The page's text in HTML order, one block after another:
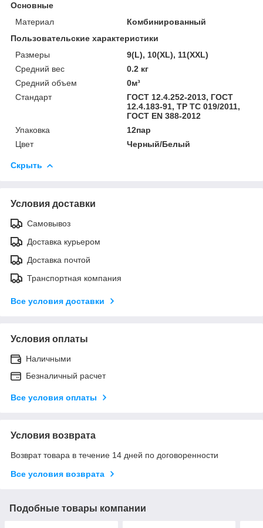
Основные
Материал
Комбинированный
Пользовательские характеристики
Размеры
9(L), 10(XL), 11(XXL)
Средний вес
0.2 кг
Средний объем
0м³
Стандарт
ГОСТ 12.4.252-2013, ГОСТ
12.4.183-91, ТР ТС 019/2011,
ГОСТ EN 388-2012
Упаковка
12пар
Цвет
Черный/Белый
Скрыть
Условия доставки
Самовывоз
Доставка курьером
Доставка почтой
Транспортная компания
Все условия доставки
Условия оплаты
Наличными
Безналичный расчет
Все условия оплаты
Условия возврата
Возврат товара в течение 14 дней по договоренности
Все условия возврата
Подобные товары компании